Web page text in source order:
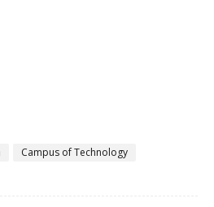
Campus of Technology